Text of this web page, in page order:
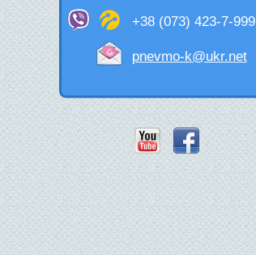
+38 (073) 423-7-999
pnevmo-k@ukr.net